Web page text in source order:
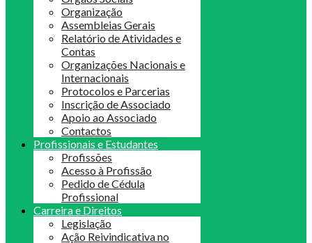
Organização
Assembleias Gerais
Relatório de Atividades e
Contas
Organizações Nacionais e
Internacionais
Protocolos e Parcerias
Inscrição de Associado
Apoio ao Associado
Contactos
Profissionais e Estudantes
Profissões
Acesso à Profissão
Pedido de Cédula
Profissional
Carreira e Direitos
Legislação
Ação Reivindicativa no